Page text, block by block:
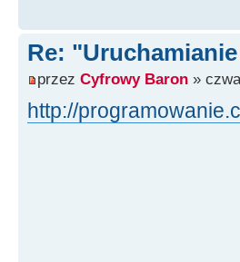
Re:
przez Cyfrowy Baron »
http://